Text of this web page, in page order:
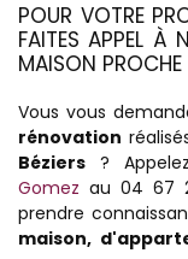
POUR VOTRE
FAITES APPEL À
MAISON PROCHE
Vous vous
rénovation
Béziers ?
Gomez au 04 67
prendre
maison,